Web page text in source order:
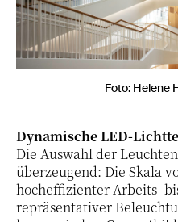
Foto: Helene
Dynamische LED-
Die Auswahl der
überzeugend: Die Skala
hocheffizienter Arbeits-
repräsentativer